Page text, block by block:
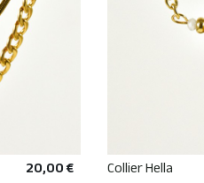
20,00 € Collier Hella